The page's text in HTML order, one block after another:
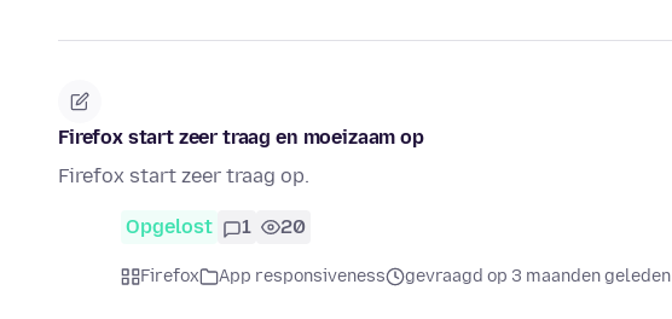
Firefox start zeer traag en moeizaam op
Firefox start zeer traag op.
Opgelost 1 20
Firefox App responsiveness gevraagd op 3 maanden geleden